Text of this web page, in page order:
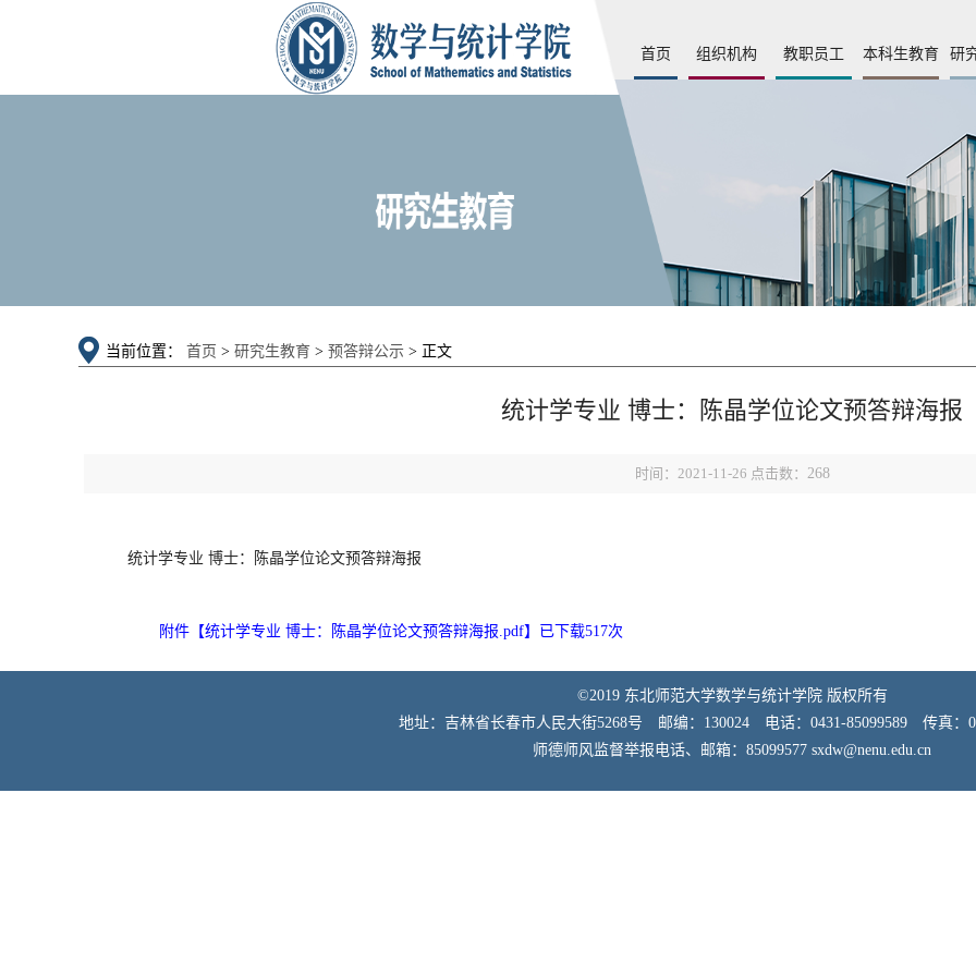
首页 组织机构 教职员工 本科生教育 研
当前位置： 首页 > 研究生教育 > 预答辩公示 > 正文
统计学专业 博士：陈晶学位论文预答辩海报
时间：2021-11-26 点击数： 268
统计学专业 博士：陈晶学位论文预答辩海报
附件【统计学专业 博士：陈晶学位论文预答辩海报.pdf】已下载517次
©2019 东北师范大学数学与统计学院 版权所有
地址：吉林省长春市人民大街5268号 邮编：130024 电话：0431-85099589 传真：
师德师风监督举报电话、邮箱：85099577 sxdw@nenu.edu.cn